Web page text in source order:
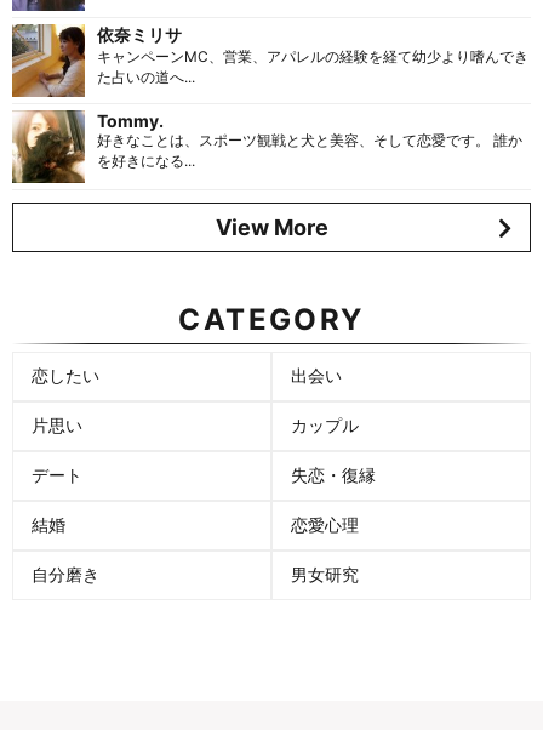
依奈ミリサ
キャンペーンMC、営業、アパレルの経験を経て幼少より嗜んでき
た占いの道へ...
Tommy.
好きなことは、スポーツ観戦と犬と美容、そして恋愛です。 誰か
を好きになる...
View More
CATEGORY
恋したい 出会い
片思い カップル
デート 失恋・復縁
結婚 恋愛心理
自分磨き 男女研究